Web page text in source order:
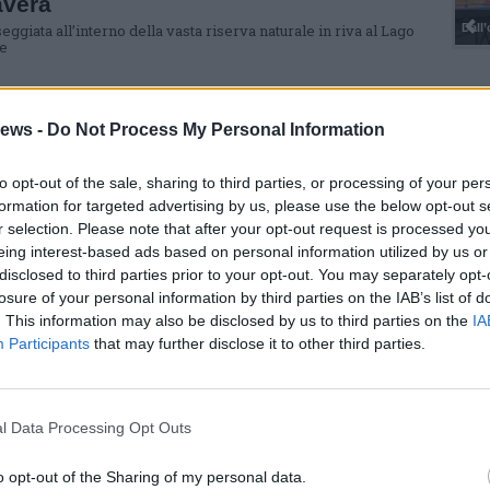
- Do Not Process My Personal Information
opt-out of the sale, sharing to third parties, or processing of your
for targeted advertising by us, please use the below opt-out
selection. Please note that after your opt-out request is processed
interest-based ads based on personal information utilized by us
to third parties prior to your opt-out. You may separately
of your personal information by third parties on the IAB’s list of
This information may also be disclosed by us to third parties on the
Participants that may further disclose it to other third parties.
Data Processing Opt Outs
opt-out of the Sharing of my personal data.
all’interno della vasta riserva naturale in riva al Lago
ed è stato pescato nelle acque del Verbano, all’altezza
della Bruschera
nel tratto di Oasi raso al suolo
comune e polizia locale e provinciale hanno effettuato i rilievi